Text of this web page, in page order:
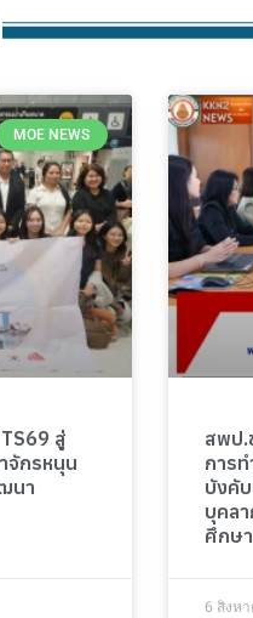
MOE NEWS
สู่
จักรหนุน
นา
สพป.
การ
บังคั
บุคล
ศึกษ
6 สิงห